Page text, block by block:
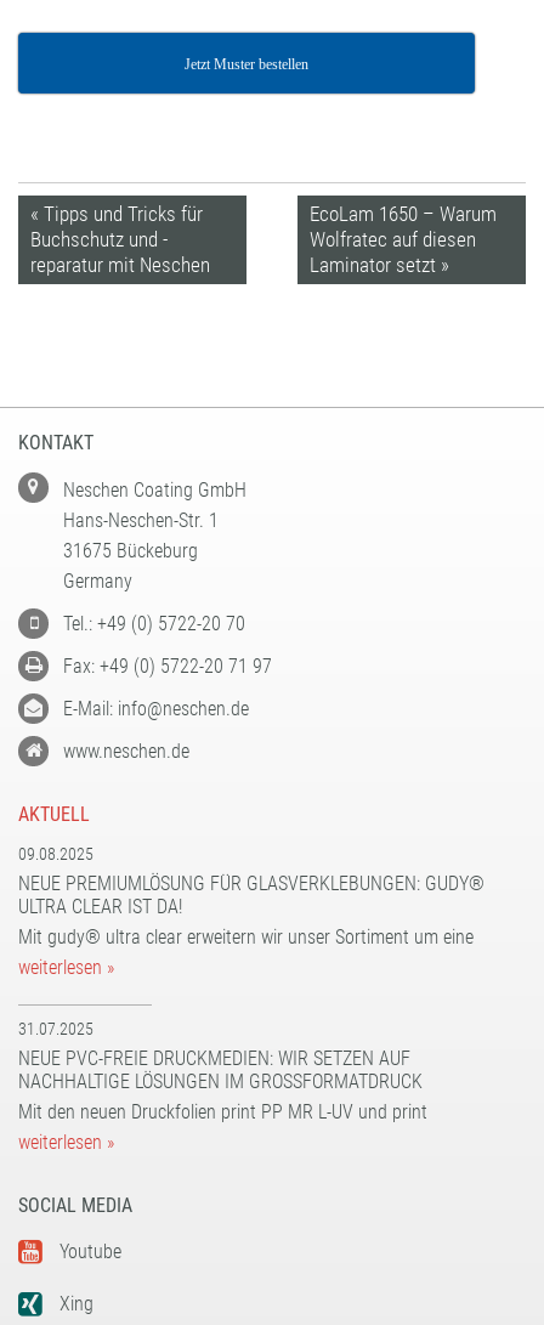
Jetzt Muster bestellen
EcoLam 1650 – Warum
Wolfratec auf diesen
Laminator setzt »
« Tipps und Tricks für
Buchschutz und -
reparatur mit Neschen
KONTAKT
Neschen Coating GmbH
Hans-Neschen-Str. 1
31675 Bückeburg
Germany
Tel.: +49 (0) 5722-20 70
Fax: +49 (0) 5722-20 71 97
E-Mail: info@neschen.de
www.neschen.de
AKTUELL
09.08.2025
NEUE PREMIUMLÖSUNG FÜR GLASVERKLEBUNGEN: GUDY®
ULTRA CLEAR IST DA!
Mit gudy® ultra clear erweitern wir unser Sortiment um eine
weiterlesen »
31.07.2025
NEUE PVC-FREIE DRUCKMEDIEN: WIR SETZEN AUF
NACHHALTIGE LÖSUNGEN IM GROSSFORMATDRUCK
Mit den neuen Druckfolien print PP MR L-UV und print
weiterlesen »
SOCIAL MEDIA
Youtube
Xing